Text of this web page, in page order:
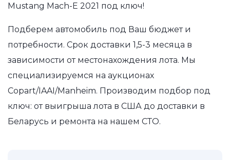
Mustang Mach-E 2021 под ключ!
Подберем автомобиль под Ваш бюджет и
потребности. Срок доставки 1,5-3 месяца в
зависимости от местонахождения лота. Мы
специализируемся на аукционах
Copart/IAAI/Manheim. Производим подбор под
ключ: от выигрыша лота в США до доставки в
Беларусь и ремонта на нашем СТО.